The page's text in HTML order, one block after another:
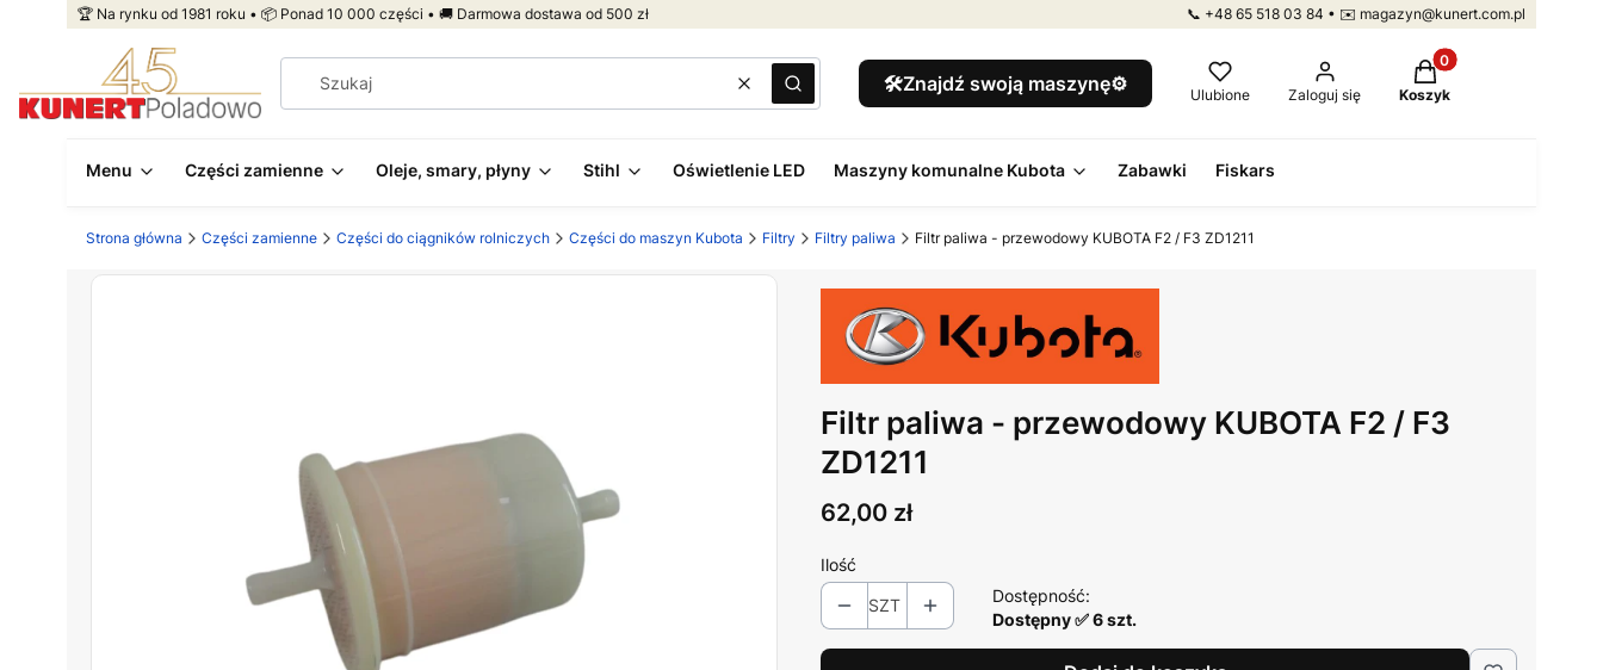
🏆 Na rynku od 1981 roku • 📦 Ponad 10 000 części • 🚚 Darmowa dostawa od 500 zł 📞 +48 65 518 03 84 • ✉️ magazyn@kunert.com.pl
WyczyśćSzukaj 🛠️Znajdź swoją maszynę⚙️ Ulubione Zaloguj się
Produkty w koszyku:
Koszyk
Menu Części zamienne Oleje, smary, płyny Stihl Oświetlenie LED Maszyny komunalne Kubota Zabawki Fiskars
Strona główna Części zamienne Części do ciągników rolniczych Części do maszyn Kubota Filtry Filtry paliwa Filtr paliwa - przewodowy KUBOTA F2 / F3 ZD1211
Filtr paliwa - przewodowy KUBOTA F2 / F3
ZD1211
Cena
62,00 zł
Ilość
SZT
Dostępność:
Dostępny ✅ 6 szt.